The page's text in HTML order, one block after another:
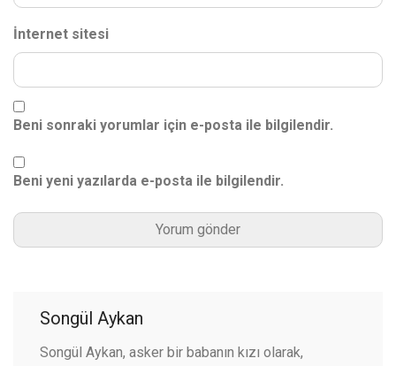
İnternet sitesi
Beni sonraki yorumlar için e-posta ile bilgilendir.
Beni yeni yazılarda e-posta ile bilgilendir.
Songül Aykan
Songül Aykan, asker bir babanın kızı olarak,